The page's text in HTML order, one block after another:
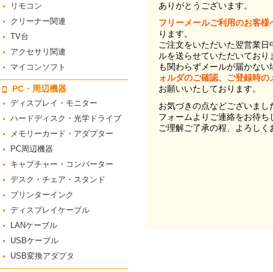
ありがとうございます。
フリーメールご利用のお客様
ります。
ご注文をいただいた翌営業
ルを送らせていただいてお
も関わらずメールが届かない
ォルダのご確認、ご登録時
お願いいたしております。
お気づきの点などございま
フォームよりご連絡をお待ち
ご理解ご了承の程、よろし
リモコン
クリーナー関連
TV台
アクセサリ関連
マイコンソフト
PC・周辺機器
ディスプレイ・モニター
ハードディスク・光学ドライブ
メモリーカード・アダプター
PC周辺機器
キャプチャー・コンバーター
デスク・チェア・スタンド
プリンターインク
ディスプレイケーブル
LANケーブル
USBケーブル
USB変換アダプタ